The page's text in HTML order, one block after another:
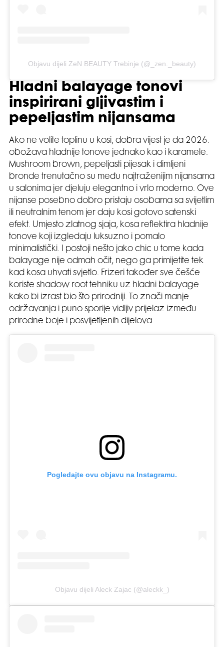
Objavu dijeli ZeN BEAUTY Trebinje (@_zen._beauty)
Hladni balayage tonovi
inspirirani gljivastim i
pepeljastim nijansama
Ako ne volite toplinu u kosi, dobra vijest je da 2026.
obožava hladnije tonove jednako kao i karamele.
Mushroom brown, pepeljasti pijesak i dimljeni
bronde trenutačno su među najtraženijim nijansama
u salonima jer djeluju elegantno i vrlo moderno. Ove
nijanse posebno dobro pristaju osobama sa svijetlim
ili neutralnim tenom jer daju kosi gotovo satenski
efekt. Umjesto zlatnog sjaja, kosa reflektira hladnije
tonove koji izgledaju luksuzno i pomalo
minimalistički. I postoji nešto jako chic u tome kada
balayage nije odmah očit, nego ga primijetite tek
kad kosa uhvati svjetlo. Frizeri također sve češće
koriste shadow root tehniku uz hladni balayage
kako bi izrast bio što prirodniji. To znači manje
održavanja i puno sporije vidljiv prijelaz između
prirodne boje i posvijetljenih dijelova.
Pogledajte ovu objavu na Instagramu.
Objavu dijeli Aleck Zajac (@aleckk_)